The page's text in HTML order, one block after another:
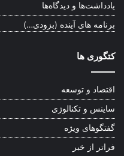
یادداشت‌ها و دیدگاه‌ها
برنامه های آینده (بزودی…)
کتگوری ها
اقتصاد و توسعه
ساینس و تکنالوژی
گفتگوهای ویژه
فراتر از خبر